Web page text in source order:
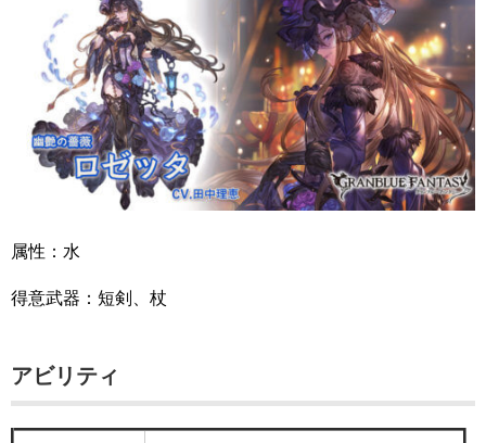
属性：水
得意武器：短剣、杖
アビリティ